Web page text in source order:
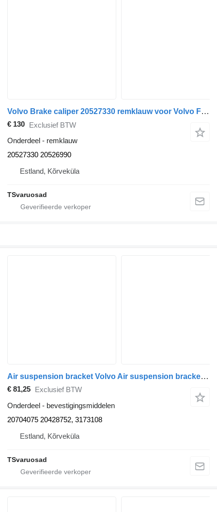
Volvo Brake caliper 20527330 remklauw voor Volvo FM-300 trekker
€ 130 Exclusief BTW
Onderdeel - remklauw
20527330 20526990
Estland, Kõrveküla
TSvaruosad
Air suspension bracket Volvo Air suspension bracket 20704075 voor Volvo FM-300 trekker
€ 81,25
Exclusief BTW
Onderdeel - bevestigingsmiddelen
20704075 20428752, 3173108
Estland, Kõrveküla
TSvaruosad